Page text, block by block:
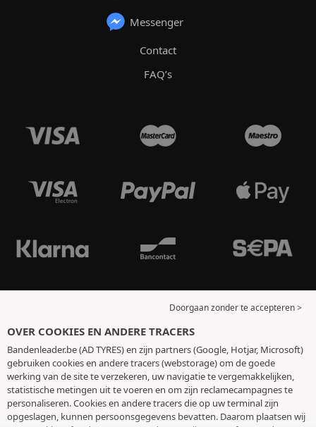
Messenger
Contact
FAQ’s
Doorgaan zonder te accepteren >
OVER COOKIES EN ANDERE TRACERS
Bandenleader.be (AD TYRES) en zijn partners (Google, Hotjar, Microsoft)
gebruiken cookies en andere tracers (webstorage) om de goede
werking van de site te verzekeren, uw navigatie te vergemakkelijken,
statistische metingen uit te voeren en om zijn reclamecampagnes te
personaliseren. Cookies en andere tracers die op uw terminal zijn
opgeslagen, kunnen persoonsgegevens bevatten. Daarom plaatsen wij